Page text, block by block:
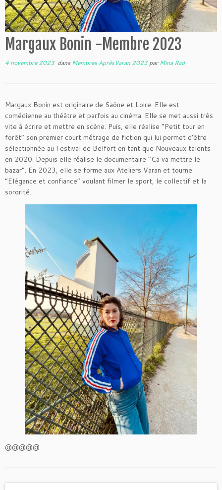
Margaux Bonin -Membre 2023
4 novembre 2023 dans Membres AprèsVaran 2023 parMina Rad
Margaux Bonin est originaire de Saône et Loire. Elle est
comédienne au théâtre et parfois au cinéma. Elle se met aussi très
vite à écrire et mettre en scène. Puis, elle réalise “Petit tour en
forêt” son premier court métrage de fiction qui lui permet d’être
sélectionnée au Festival de Belfort en tant que Nouveaux talents
en 2020. Depuis elle réalise le documentaire “Ca va mettre le
bazar”. En 2023, elle se forme aux Ateliers Varan et tourne
“Elégance et confiance” voulant filmer le sport, le collectif et la
sororité.
@@@@@